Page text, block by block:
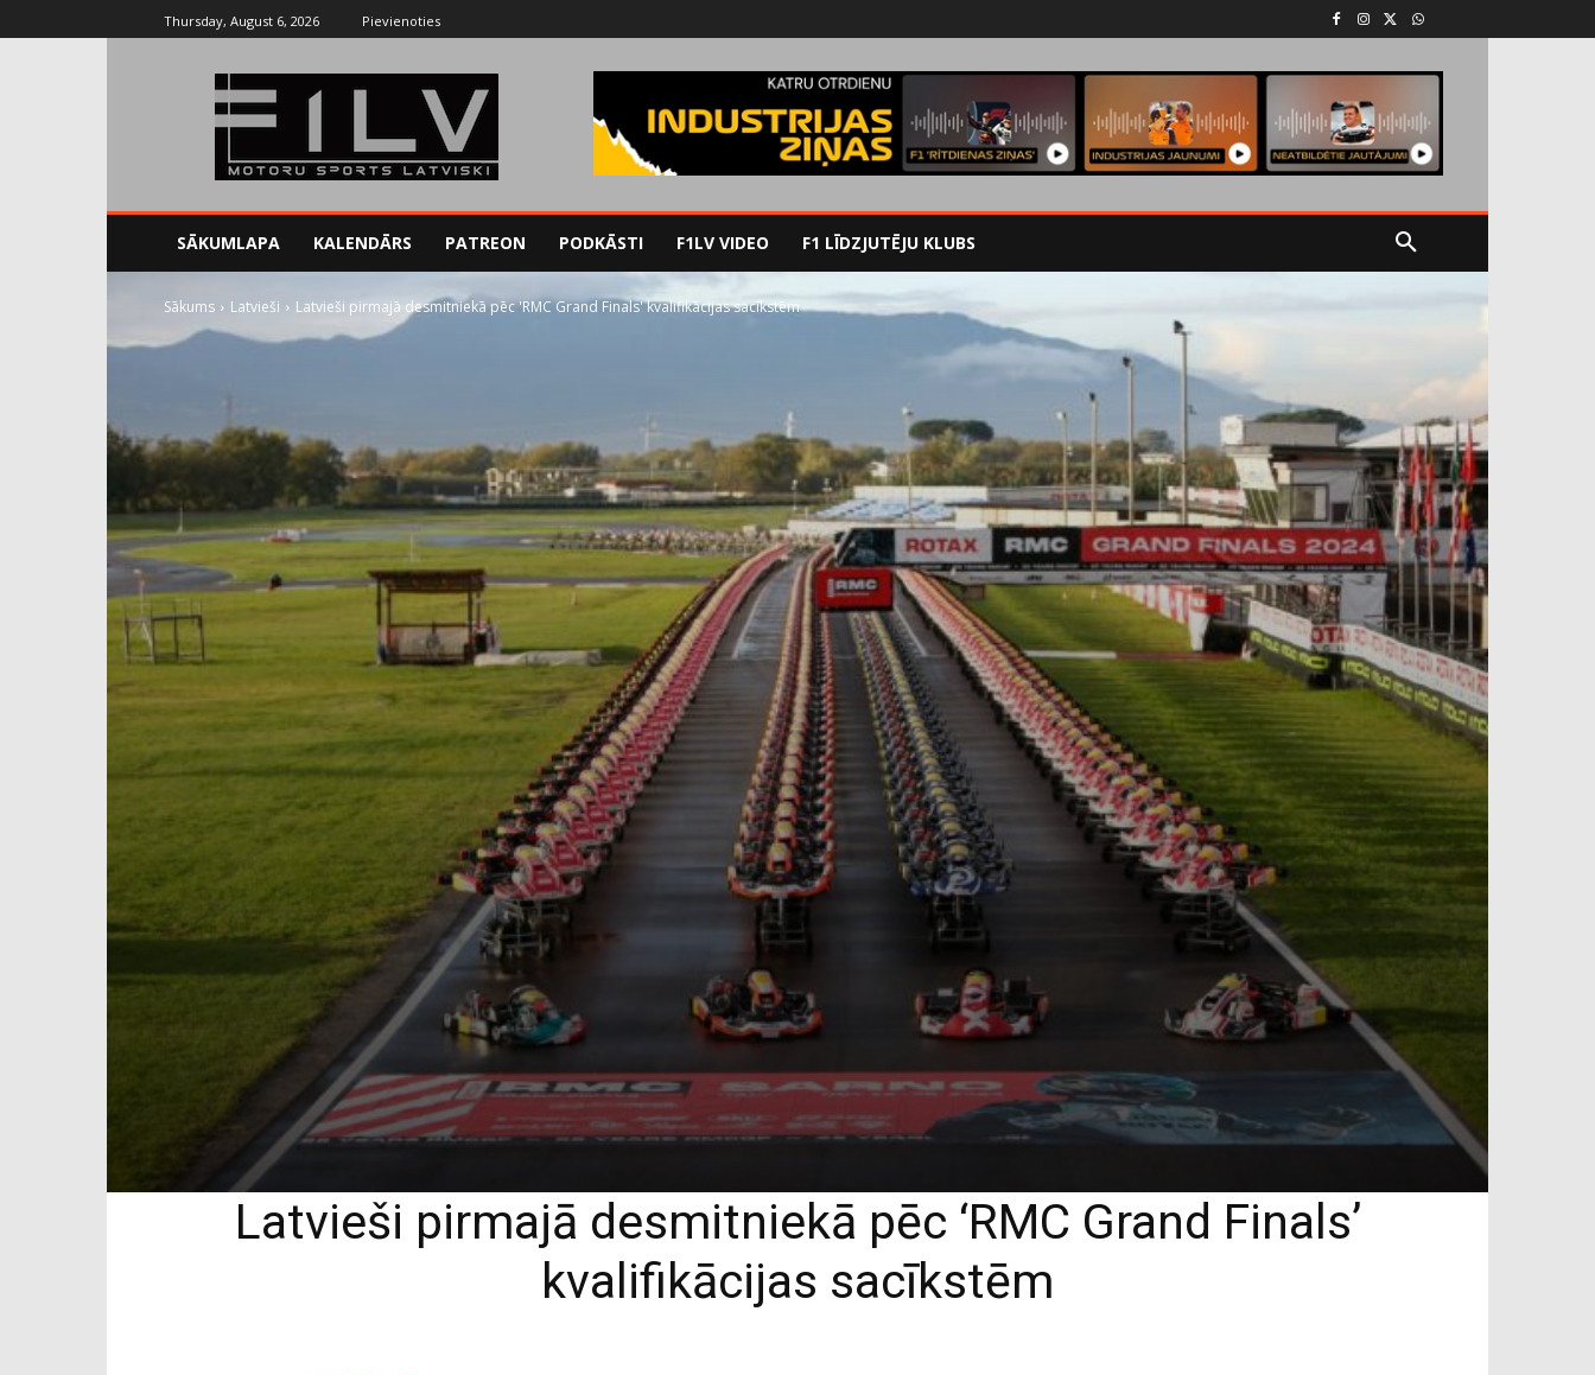
Thursday, August 6, 2026 Pievienoties
SĀKUMLAPA KALENDĀRS PATREON PODKĀSTI F1LV VIDEO F1 LĪDZJUTĒJU KLUBS
Sākums Latvieši Latvieši pirmajā desmitniekā pēc 'RMC Grand Finals' kvalifikācijas sacīkstēm
Latvieši pirmajā desmitniekā pēc ‘RMC Grand Finals’
kvalifikācijas sacīkstēm